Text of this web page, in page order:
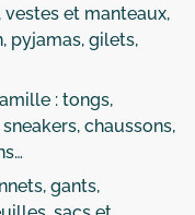
et manteaux,
pyjamas, gilets,
: tongs,
chaussons,
gants,